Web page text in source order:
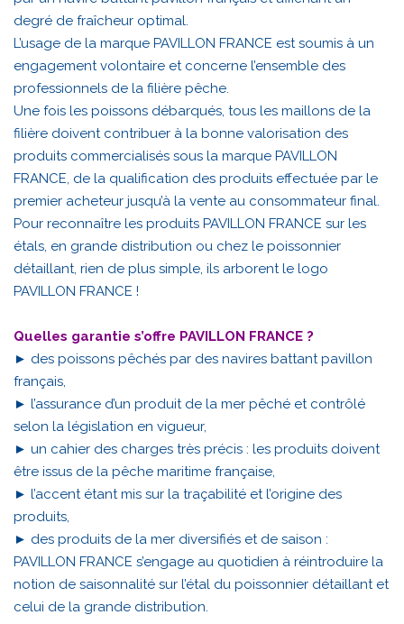
degré de fraîcheur optimal.
L’usage de la marque PAVILLON FRANCE est soumis à un
engagement volontaire et concerne l’ensemble des
professionnels de la filière pêche.
Une fois les poissons débarqués, tous les maillons de la
filière doivent contribuer à la bonne valorisation des
produits commercialisés sous la marque PAVILLON
FRANCE, de la qualification des produits effectuée par le
premier acheteur jusqu’à la vente au consommateur final.
Pour reconnaître les produits PAVILLON FRANCE sur les
étals, en grande distribution ou chez le poissonnier
détaillant, rien de plus simple, ils arborent le logo
PAVILLON FRANCE !
Quelles garantie s’offre PAVILLON FRANCE ?
► des poissons pêchés par des navires battant pavillon
français,
► l’assurance d’un produit de la mer pêché et contrôlé
selon la législation en vigueur,
► un cahier des charges très précis : les produits doivent
être issus de la pêche maritime française,
► l’accent étant mis sur la traçabilité et l’origine des
produits,
► des produits de la mer diversifiés et de saison :
PAVILLON FRANCE s’engage au quotidien à réintroduire la
notion de saisonnalité sur l’étal du poissonnier détaillant et
celui de la grande distribution.